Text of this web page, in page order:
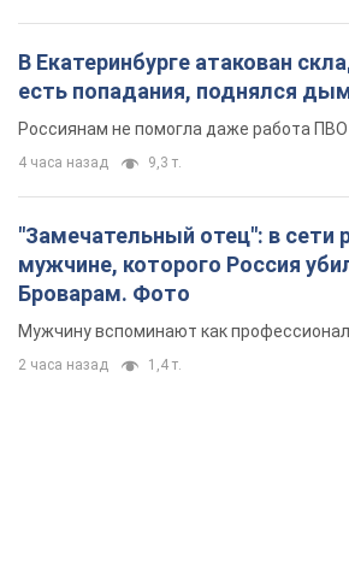
В Екатеринбурге атакован
есть попадания, поднялся
Россиянам не помогла даже работа ПВО
4 часа назад 9,3 т.
"Замечательный отец": в сети
мужчине, которого Россия
Броварам. Фото
Мужчину вспоминают как
2 часа назад 1,4 т.